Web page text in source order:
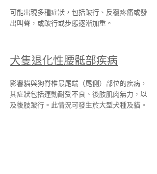
可能出現多種症狀，包括跛行、反覆疼痛或發
出叫聲，或跛行或步態逐漸加重。
犬隻退化性腰骶部疾病
影響貓與狗脊椎最尾端（尾側）部位的疾病，
其症狀包括運動耐受不良、後肢肌肉無力，以
及後肢跛行。此情況可發生於大型犬種及貓。